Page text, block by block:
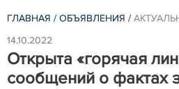
ГЛАВНАЯ / ОБЪЯВЛЕНИЯ /
14.10.2022
Открыта «горячая
сообщений о фактах